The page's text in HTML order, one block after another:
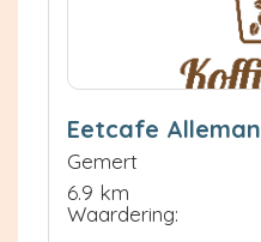
Eetcafe Alleman
Gemert
6.9 km
Waardering: